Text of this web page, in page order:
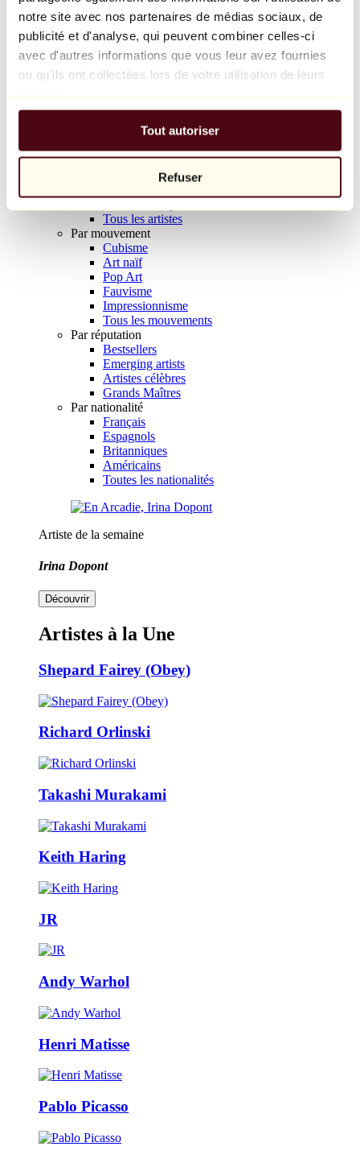
notre site avec nos partenaires de médias sociaux, de
publicité et d'analyse, qui peuvent combiner celles-ci
avec d'autres informations que vous leur avez fournies
ou qu'ils ont collectées lors de votre utilisation de leurs
Tout autoriser
Refuser
Balloon Dog (Orange)
Jeff Koons
10 000 €
Parcourir
Tous les sculpteurs
Tous les photographes
Tous les artistes
Par mouvement
Cubisme
Art naïf
Pop Art
Fauvisme
Impressionnisme
Tous les mouvements
Par réputation
Bestsellers
Emerging artists
Artistes célèbres
Grands Maîtres
Par nationalité
Français
Espagnols
Britanniques
Américains
Toutes les nationalités
Artiste de la semaine
Irina Dopont
Découvrir
Artistes à la Une
Shepard Fairey (Obey)
Richard Orlinski
Takashi Murakami
Keith Haring
JR
Andy Warhol
Henri Matisse
Pablo Picasso